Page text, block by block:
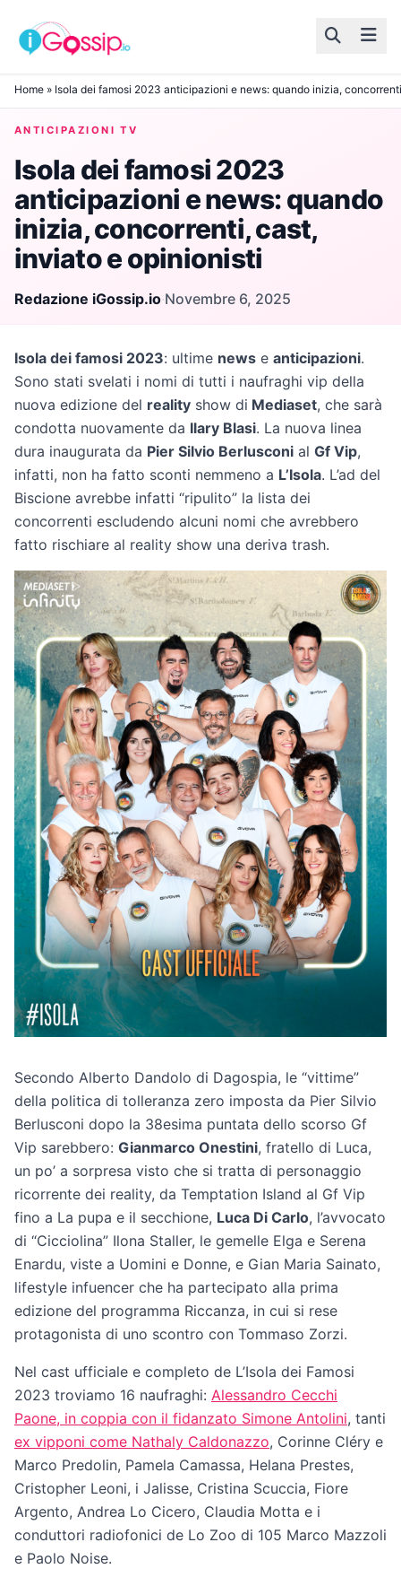
Skip to content
Home » Isola dei famosi 2023 anticipazioni e news: quando inizia,
ANTICIPAZIONI TV
Isola dei famosi 2023
anticipazioni e news: quando
inizia, concorrenti, cast,
inviato e opinionisti
Redazione iGossip.io·Novembre 6, 2025
Isola dei famosi 2023: ultime news e anticipazioni.
Sono stati svelati i nomi di tutti i naufraghi vip della
nuova edizione del reality show di Mediaset, che sarà
condotta nuovamente da Ilary Blasi. La nuova linea
dura inaugurata da Pier Silvio Berlusconi al Gf Vip,
infatti, non ha fatto sconti nemmeno a L’Isola. L’ad del
Biscione avrebbe infatti “ripulito” la lista dei
concorrenti escludendo alcuni nomi che avrebbero
fatto rischiare al reality show una deriva trash.
Secondo Alberto Dandolo di Dagospia, le “vittime”
della politica di tolleranza zero imposta da Pier Silvio
Berlusconi dopo la 38esima puntata dello scorso Gf
Vip sarebbero: Gianmarco Onestini, fratello di Luca,
un po’ a sorpresa visto che si tratta di personaggio
ricorrente dei reality, da Temptation Island al Gf Vip
fino a La pupa e il secchione, Luca Di Carlo, l’avvocato
di “Cicciolina” Ilona Staller, le gemelle Elga e Serena
Enardu, viste a Uomini e Donne, e Gian Maria Sainato,
lifestyle infuencer che ha partecipato alla prima
edizione del programma Riccanza, in cui si rese
protagonista di uno scontro con Tommaso Zorzi.
Nel cast ufficiale e completo de L’Isola dei Famosi
2023 troviamo 16 naufraghi: Alessandro Cecchi
Paone, in coppia con il fidanzato Simone Antolini, tanti
ex vipponi come Nathaly Caldonazzo, Corinne Cléry e
Marco Predolin, Pamela Camassa, Helana Prestes,
Cristopher Leoni, i Jalisse, Cristina Scuccia, Fiore
Argento, Andrea Lo Cicero, Claudia Motta e i
conduttori radiofonici de Lo Zoo di 105 Marco Mazzoli
e Paolo Noise.